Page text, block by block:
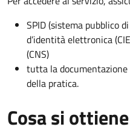
SPID (sistema pubblico
d’identità elettronica
(CNS)
tutta la
della pratica.
Cosa si ottiene